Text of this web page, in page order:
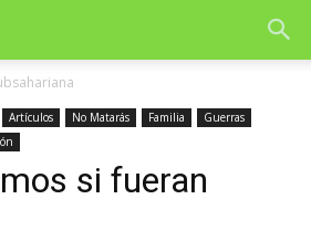
Artículos No Matarás Familia
Guerras
si fueran